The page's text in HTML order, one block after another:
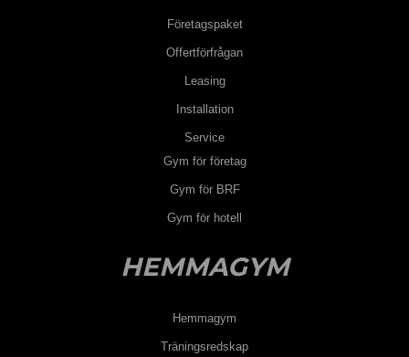
Företagspaket
Offertförfrågan
Leasing
Installation
Service
Gym för företag
Gym för BRF
Gym för hotell
HEMMAGYM
Hemmagym
Träningsredskap